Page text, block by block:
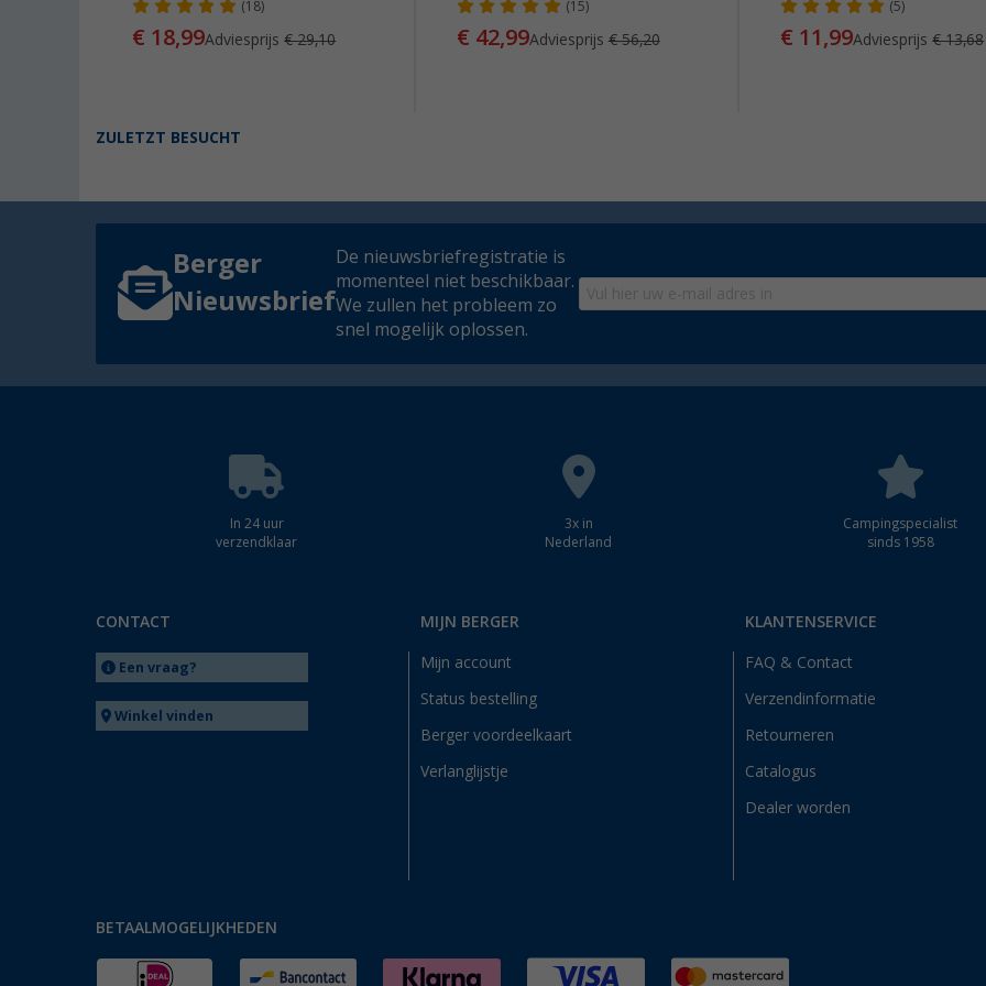
(18)
€ 18,99Adviesprijs€ 29,10
(15)
€ 42,99Adviesprijs € 56,20
(5)
€ 11,99Adviesprijs€ 13,68
ZULETZT BESUCHT
Berger
Nieuwsbrief
De nieuwsbriefregistratie is
momenteel niet beschikbaar.
We zullen het probleem zo
snel mogelijk oplossen.
In 24 uur
verzendklaar
3x in
Nederland
Campingspecialist
sinds 1958
CONTACT
Een vraag?
Winkel vinden
MIJN BERGER
Mijn account
Status bestelling
Berger voordeelkaart
Verlanglijstje
KLANTENSERVICE
FAQ & Contact
Verzendinformatie
Retourneren
Catalogus
Dealer worden
BETAALMOGELIJKHEDEN